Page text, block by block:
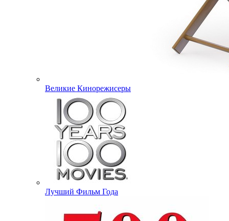
Великие Кинорежисеры
Лучший Фильм Года